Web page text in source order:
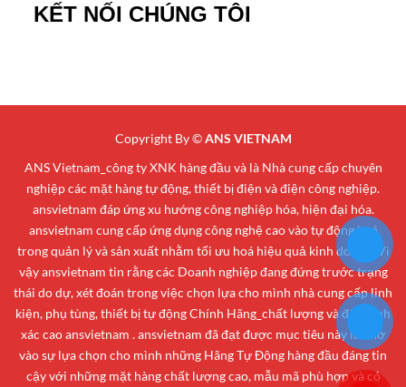
KẾT NỐI CHÚNG TÔI
Copyright By ©ANS VIETNAM
ANS Vietnam_công ty XNK hàng đầu và là Nhà cung cấp chuyên
nghiệp các mặt hàng tự động, thiết bị điện và điện công nghiệp.
ansvietnam đáp ứng xu hướng công nghiệp hóa, hiện đại hóa.
ansvietnam cung cấp ứng dụng công nghệ cao vào tự động hoá
trong quản lý và sản xuất nhằm tối ưu hoá hiệu quả kinh doanh. Vì
vậy ansvietnam tin rằng các Doanh nghiệp đang đứng trước trạng
thái do dự, xét đoán trong việc chọn lựa cho mình nhà cung cấp linh
kiện, phụ tùng, thiết bị tự động Chính Hãng_chất lượng và độ chính
xác cao ansvietnam . ansvietnam đã đạt được mục tiêu này là nhờ
vào sự lựa chọn cho mình những Hãng Tự Động hàng đầu đáng tin
cậy với những mặt hàng chất lượng cao, mẫu mã phù hợp và có